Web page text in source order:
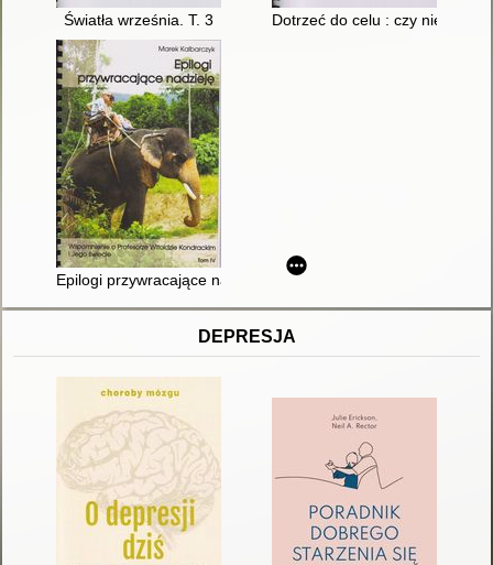
Światła września. T. 3 Dotrzeć do celu : czy
Epilogi przywracające nadzieję : wspomnienie o profesorze
DEPRESJA